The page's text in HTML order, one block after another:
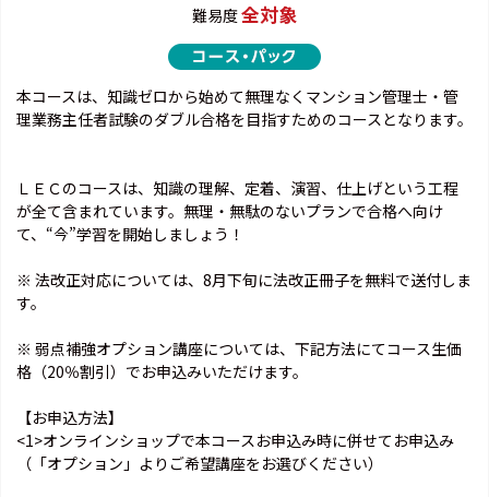
難易度全対象
本コースは、知識ゼロから始めて無理なくマンション管理士・管
理業務主任者試験のダブル合格を目指すためのコースとなります。
ＬＥＣのコースは、知識の理解、定着、演習、仕上げという工程
が全て含まれています。無理・無駄のないプランで合格へ向け
て、“今”学習を開始しましょう！
※ 法改正対応については、8月下旬に法改正冊子を無料で送付しま
す。
※ 弱点補強オプション講座については、下記方法にてコース生価
格（20％割引）でお申込みいただけます。
【お申込方法】
<1>オンラインショップで本コースお申込み時に併せてお申込み
（「オプション」よりご希望講座をお選びください）